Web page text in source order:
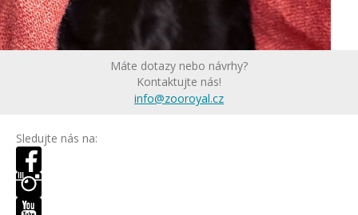
Máte dotazy nebo návrhy?
Kontaktujte nás!
info@zooroyal.cz
Sledujte nás na: